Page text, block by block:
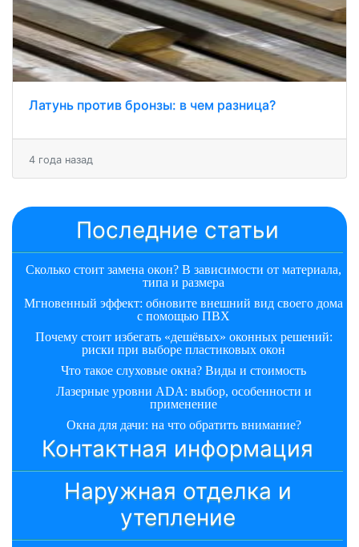
Латунь против бронзы: в чем разница?
4 года назад
Последние статьи
Сколько стоит замена окон? В зависимости от материала,
типа и размера
Мгновенный эффект: обновите внешний вид своего дома
с помощью ПВХ
Почему стоит избегать «дешёвых» оконных решений:
риски при выборе пластиковых окон
Что такое слуховые окна? Виды и стоимость
Лазерные уровни ADA: выбор, особенности и
применение
Окна для дачи: на что обратить внимание?
Контактная информация
Наружная отделка и
утепление